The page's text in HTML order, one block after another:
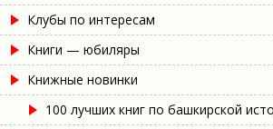
Клубы по интересам
Книги — юбиляры
Книжные новинки
100 лучших книг по башкирской